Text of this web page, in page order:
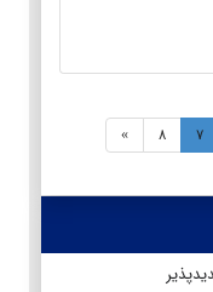
۷ ۸ »